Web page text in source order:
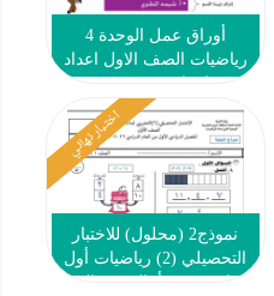
أوراق عمل الوحدة 4
رياضيات الصف الاول اعداد
اختبار نهائي
نموذج2 (محلول) للاختبار
التحصيلي (2) رياضيات أول